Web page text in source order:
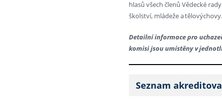
hlasů všech členů Vědecké
školství, mládeže a tělovýchovy.
Detailní informace pro
komisi jsou umístěny v
Seznam